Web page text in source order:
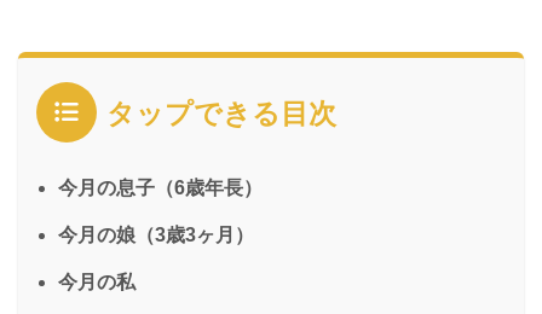
タップできる目次
今月の息子（6歳年長）
今月の娘（3歳3ヶ月）
今月の私